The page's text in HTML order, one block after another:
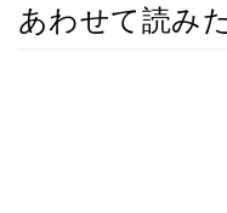
あわせて読み